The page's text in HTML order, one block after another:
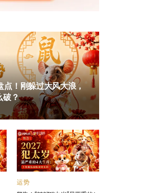
点！刚躲过大风大浪，
破？
运势